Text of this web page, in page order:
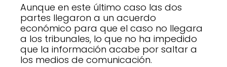
Aunque en este último caso las dos
partes llegaron a un acuerdo
económico para que el caso no llegara
a los tribunales, lo que no ha impedido
que la información acabe por saltar a
los medios de comunicación.